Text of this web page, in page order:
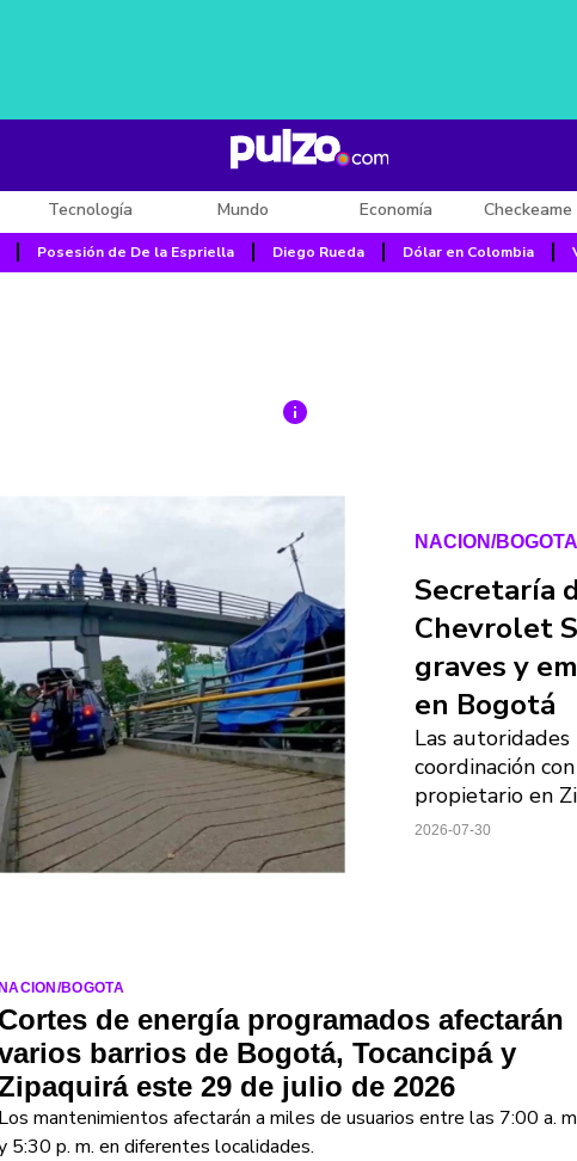
Tecnología Mundo Economía
Posesión de De la Espriella Diego Rueda Dólar en Colombia
NACION/
Secretaría
Chevrolet
graves y
en Bogotá
Las
coordinación
propietario en
2026-07-30
BOGOTA
Cortes de energía programados afectarán
barrios de Bogotá, Tocancipá y
este 29 de julio de 2026
Los mantenimientos afectarán a miles de usuarios entre las 7:00 a.
5:30 p. m. en diferentes localidades.